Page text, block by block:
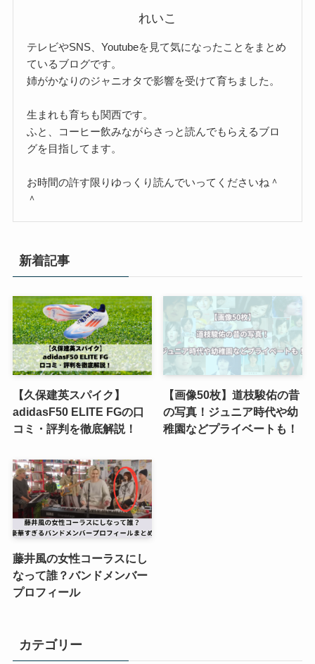
れいこ
テレビやSNS、Youtubeを見て気になったことをまとめ
ているブログです。
姉がかなりのジャニオタで影響を受けて育ちました。
生まれも育ちも関西です。
ふと、コーヒー飲みながらさっと読んでもらえるブロ
グを目指してます。
お時間の許す限りゆっくり読んでいってくださいね＾
＾
新着記事
【久保建英スパイク】
adidasF50 ELITE FGの口
コミ・評判を徹底解説！
【画像50枚】道枝駿佑の昔
の写真！ジュニア時代や幼
稚園などプライベートも！
藤井風の女性コーラスにし
なって誰？バンドメンバー
プロフィール
カテゴリー